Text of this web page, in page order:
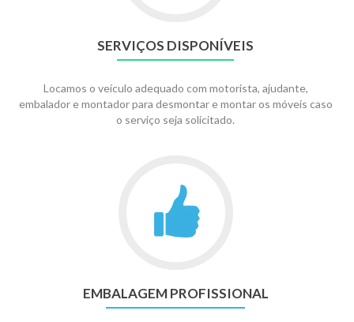
SERVIÇOS DISPONÍVEIS
Locamos o veículo adequado com motorista, ajudante,
embalador e montador para desmontar e montar os móveis caso
o serviço seja solicitado.
EMBALAGEM PROFISSIONAL